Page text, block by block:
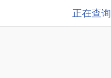
正在查